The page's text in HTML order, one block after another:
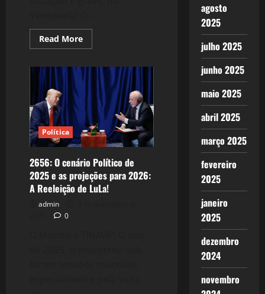
Read MoreRead
more
Venezuela,
a
intervenção
Imperialista
as
guerras
regionais!
Política
2656: O cenário Político de
2025 e as projeções para 2026:
A Reeleição de LuLa!
admin
0
agosto
2025
julho 2025
junho 2025
maio 2025
abril 2025
março 2025
fevereiro
2025
janeiro
2025
dezembro
2024
novembro